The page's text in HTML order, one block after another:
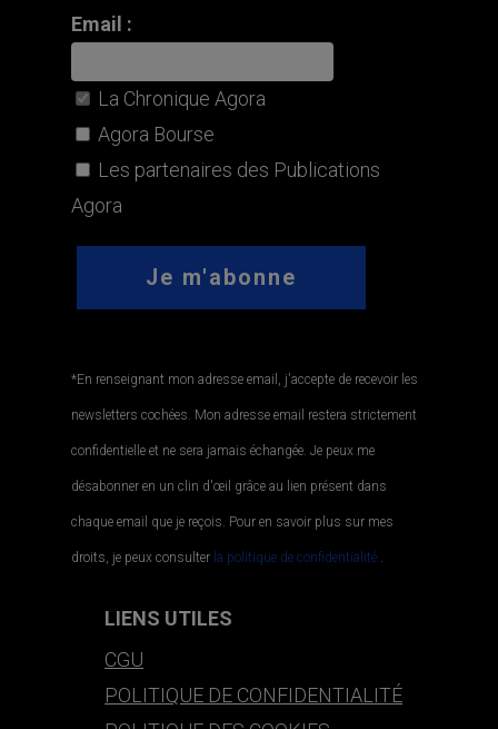
Email :
La Chronique Agora
Agora Bourse
Les partenaires des Publications
Agora
*En renseignant mon adresse email, j'accepte de recevoir les
newsletters cochées. Mon adresse email restera strictement
confidentielle et ne sera jamais échangée. Je peux me
désabonner en un clin d'œil grâce au lien présent dans
chaque email que je reçois. Pour en savoir plus sur mes
droits, je peux consulter la politique de confidentialité..
LIENS UTILES
CGU
POLITIQUE DE CONFIDENTIALITÉ